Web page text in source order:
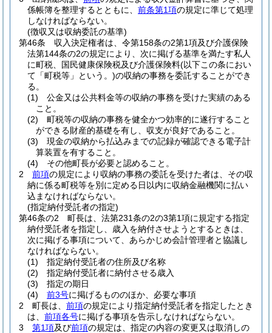
係帳簿を整理するとともに、 前条第1項の規定に準じて処理
しなければならない。
(徴収又は収納委託の基準)
第46条
収入決定権者は、令第158条の2第1項及び介護保険
法第144条の2の規定により、次に掲げる基準を満たす私人
に町税、国民健康保険税及び介護保険料(以下この条におい
て「町税等」という。)の収納の事務を委託することができ
る。
(1)
公金又は公共料金等の収納の事務を受けた実績のある
こと。
(2)
町税等の収納の事務を健全かつ効率的に遂行すること
ができる財産的基礎を有し、収支が良好であること。
(3)
現金の収納から払込みまでの記録が確認できる電子計
算装置を有すること。
(4)
その他町長が必要と認めること。
2
前項の規定により収納の事務の委託を受けた者は、その収
納に係る町税等を別に定める日以内に収納金融機関に払い
込まなければならない。
(指定納付受託者の指定)
第46条の2
町長は、法第231条の2の3第1項に規定する指定
納付受託者を指定し、歳入を納付させようとするときは、
次に掲げる事項について、あらかじめ会計管理者と協議し
なければならない。
(1)
指定納付受託者の住所及び名称
(2)
指定納付受託者に納付させる歳入
(3)
指定の期日
(4)
前3号に掲げるもののほか、必要な事項
2
町長は、 前項の規定により指定納付受託者を指定したとき
は、 前項各号に掲げる事項を告示しなければならない。
3
第1項及び前項の規定は、指定の内容の変更又は取消しの